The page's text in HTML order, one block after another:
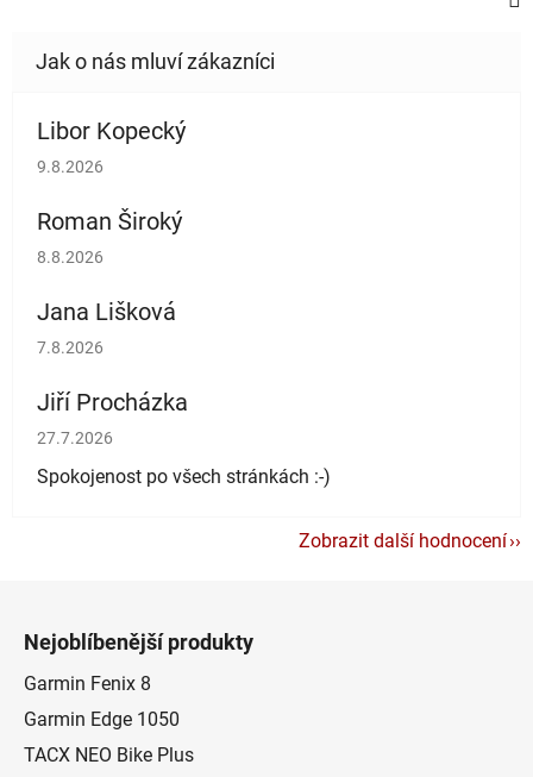
Libor Kopecký
Hodnocení obchodu je 5 z 5 hvězdiček.
9.8.2026
Roman Široký
Hodnocení obchodu je 5 z 5 hvězdiček.
8.8.2026
Jana Lišková
Hodnocení obchodu je 5 z 5 hvězdiček.
7.8.2026
Jiří Procházka
Hodnocení obchodu je 5 z 5 hvězdiček.
27.7.2026
Spokojenost po všech stránkách :-)
Zobrazit další hodnocení
Nejoblíbenější produkty
Garmin Fenix 8
Garmin Edge 1050
TACX NEO Bike Plus